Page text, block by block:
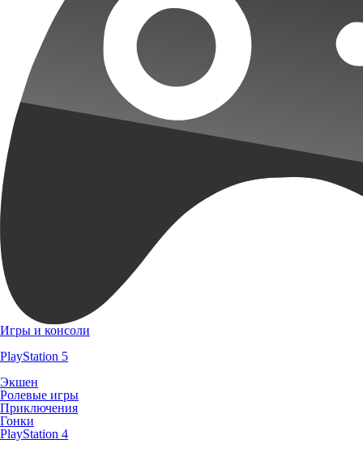
Игры и консоли
PlayStation 5
Экшен
Ролевые игры
Приключения
Гонки
PlayStation 4